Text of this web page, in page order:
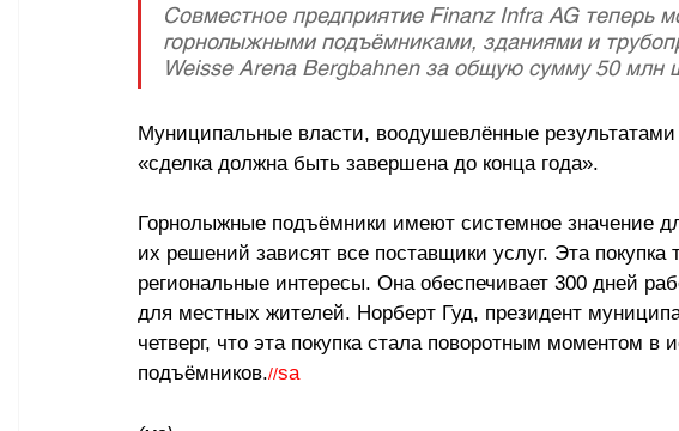
Совместное предприятие Finanz Infra AG теперь
горнолыжными подъёмниками, зданиями и
Weisse Arena Bergbahnen за общую сумму 50 млн
Муниципальные власти, воодушевлённые результатами
«сделка должна быть завершена до конца года».
Горнолыжные подъёмники имеют системное значение
их решений зависят все поставщики услуг. Эта покупка
региональные интересы. Она обеспечивает 300 дней
для местных жителей. Норберт Гуд, президент
четверг, что эта покупка стала поворотным моментом
подъёмников.//sa